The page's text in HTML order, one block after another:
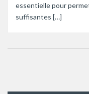
essentielle pour
suffisantes […]